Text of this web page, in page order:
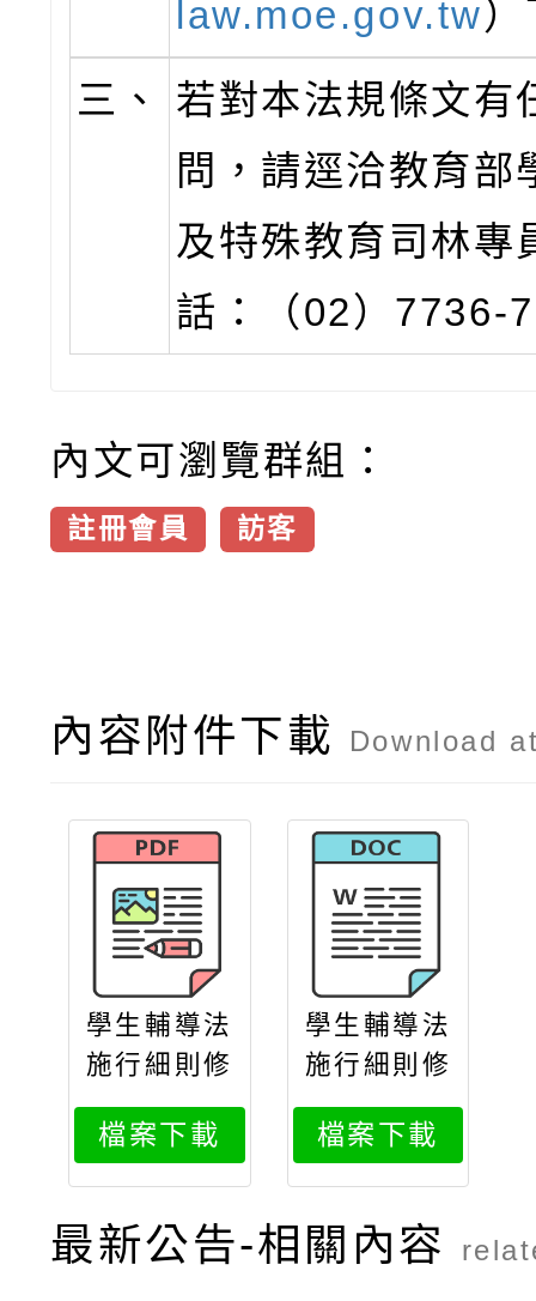
law.moe.gov.tw
三、
若對本法規條文有
問，請逕洽教育部
及特殊教育司林專
話：（02）7736-
內文可瀏覽群組：
註冊會員 訪客
內容附件下載 Download
學生輔導法
施行細則修
正條文教育
部令
檔案下載
學生輔導法
施行細則修
正條文
檔案下載
最新公告-相關內容